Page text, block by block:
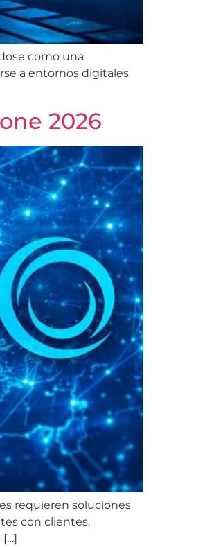
como una
a entornos digitales
2026
requieren soluciones
con clientes,